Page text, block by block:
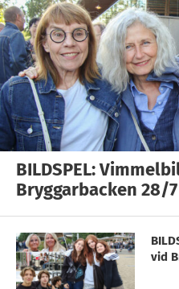
BILDSPEL:
Bryggarbacken 28/
vid